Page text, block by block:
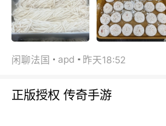
闲聊法国 apd 昨天18:52
正版授权 传奇手游